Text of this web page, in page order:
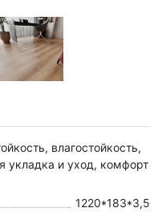
влагостойкость,
укладка и уход, комфорт
1220*183*3,5